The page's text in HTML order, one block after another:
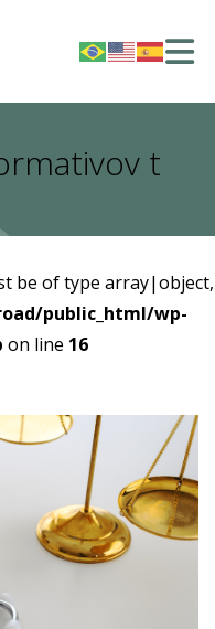
t
be of type array|object,
public_html/wp-
on line 16